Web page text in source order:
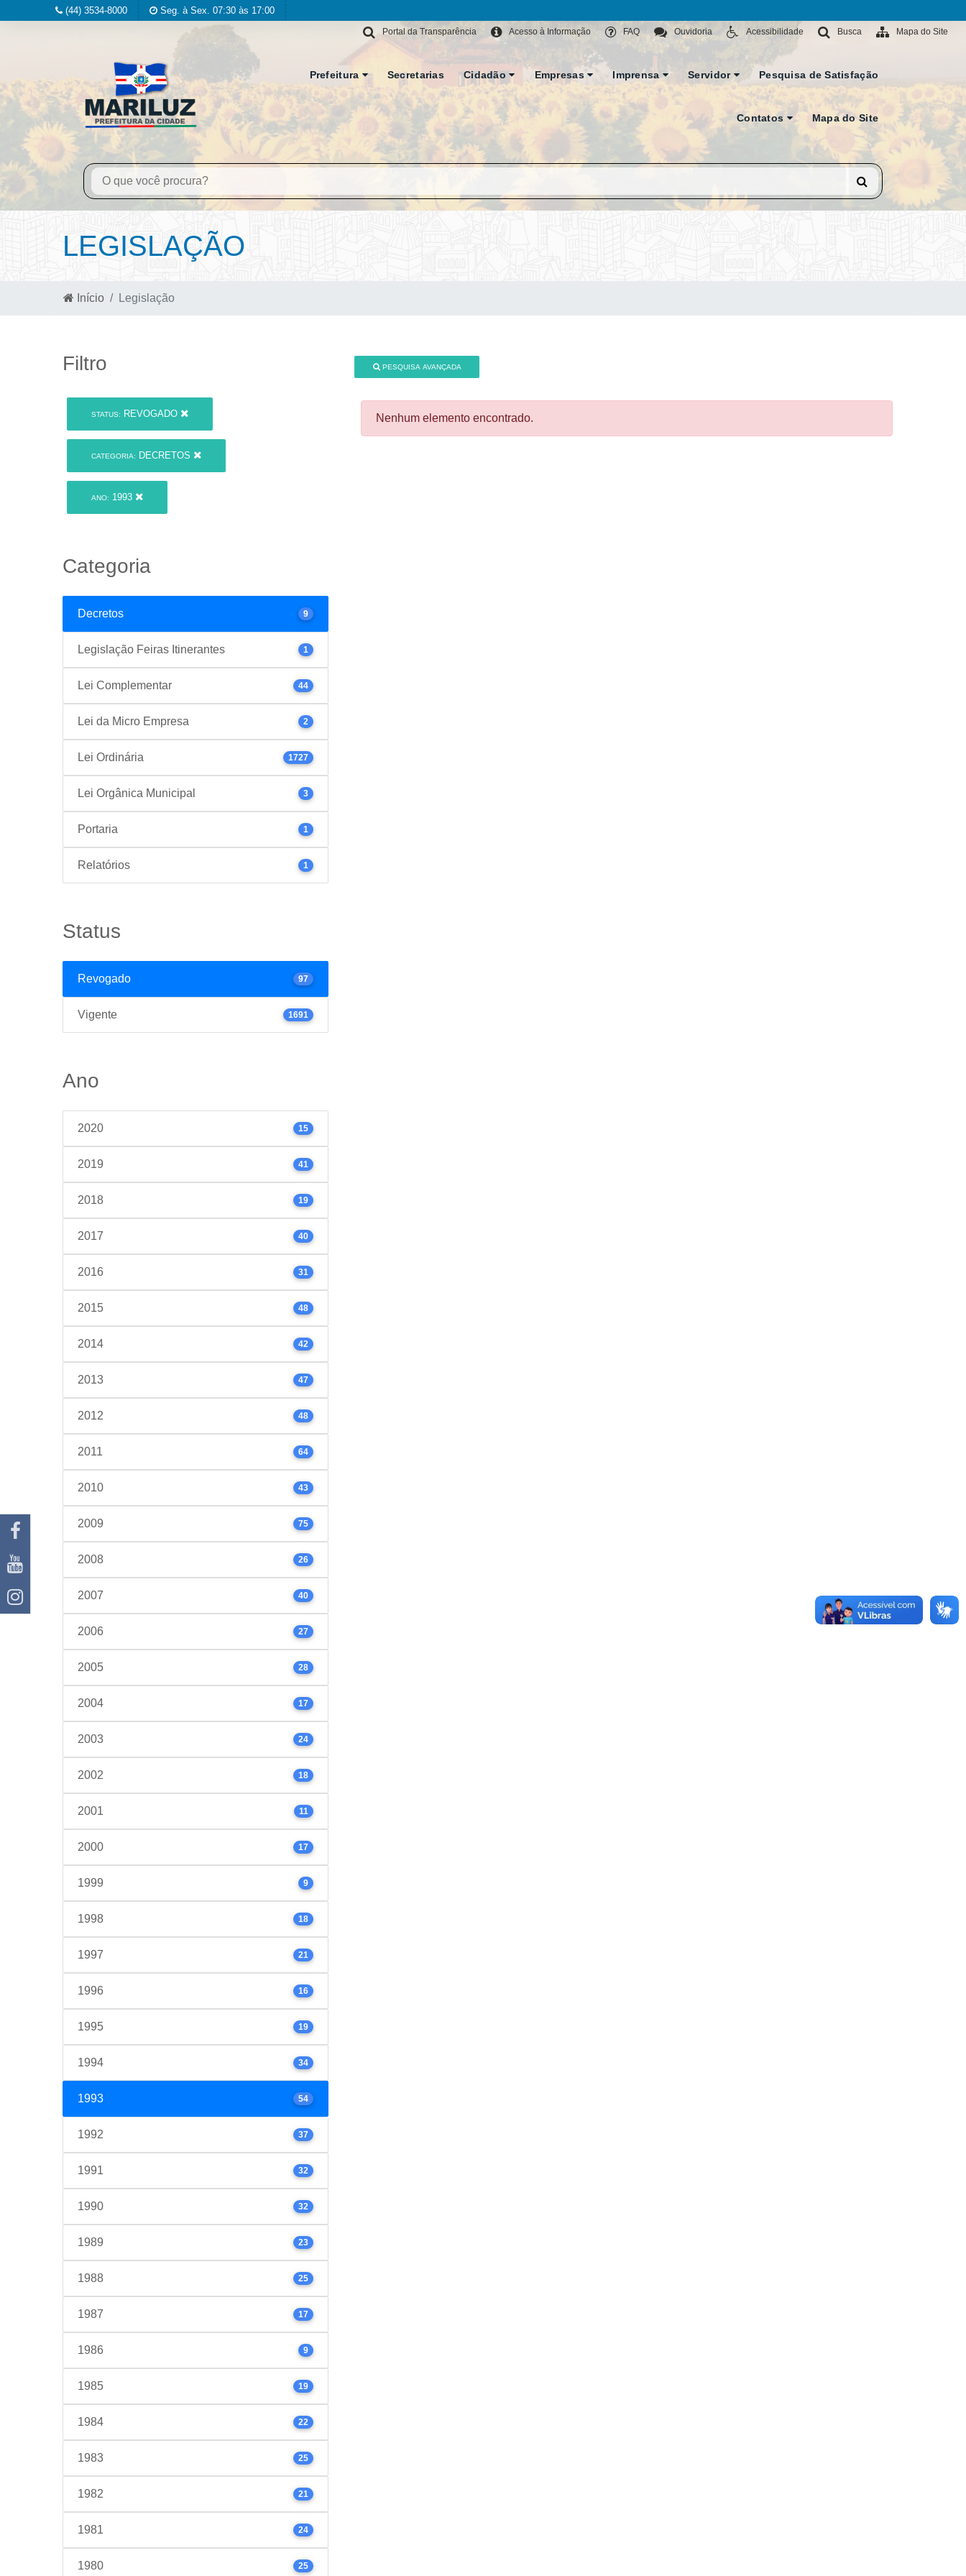
(44) 3534-8000 Seg. à Sex. 07:30 às 17:00
Mapa do Site
Busca
Acessibilidade
Ouvidoria
FAQ
Acesso à Informação
Portal da Transparência
Prefeitura Secretarias Cidadão Empresas Imprensa Servidor Pesquisa de Satisfação
Contatos Mapa do Site
LEGISLAÇÃO
Início Legislação
Filtro
STATUS: REVOGADO
CATEGORIA: DECRETOS
ANO: 1993
Categoria
Decretos 9
Legislação Feiras Itinerantes 1
Lei Complementar 44
Lei da Micro Empresa 2
Lei Ordinária 1727
Lei Orgânica Municipal 3
Portaria 1
Relatórios 1
Status
Revogado 97
Vigente 1691
Ano
2020 15
2019 41
2018 19
2017 40
2016 31
2015 48
2014 42
2013 47
2012 48
2011 64
2010 43
2009 75
2008 26
2007 40
2006 27
2005 28
2004 17
2003 24
2002 18
2001 11
2000 17
1999 9
1998 18
1997 21
1996 16
1995 19
1994 34
1993 54
1992 37
1991 32
1990 32
1989 23
1988 25
1987 17
1986 9
1985 19
1984 22
1983 25
1982 21
1981 24
1980 25
PESQUISA AVANÇADA
Nenhum elemento encontrado.